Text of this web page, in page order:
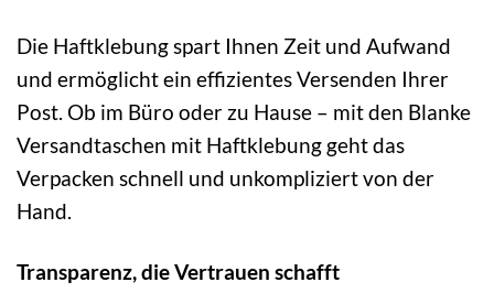
Die Haftklebung spart Ihnen Zeit und Aufwand
und ermöglicht ein effizientes Versenden Ihrer
Post. Ob im Büro oder zu Hause – mit den Blanke
Versandtaschen mit Haftklebung geht das
Verpacken schnell und unkompliziert von der
Hand.
Transparenz, die Vertrauen schafft